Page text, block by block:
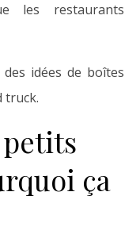
les restaurants
des idées de boîtes
truck.
ça